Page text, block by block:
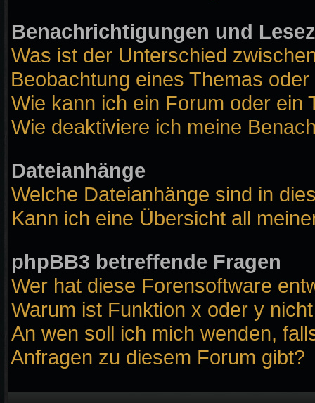
Benachrichtigungen und
Was ist der Unterschied
Beobachtung eines Themas
Wie kann ich ein Forum oder ein
Wie deaktiviere ich meine
Dateianhänge
Welche Dateianhänge sind in
Kann ich eine Übersicht all
phpBB3 betreffende Fragen
Wer hat diese Forensoftware
Warum ist Funktion x oder y
An wen soll ich mich wenden,
Anfragen zu diesem Forum gibt?